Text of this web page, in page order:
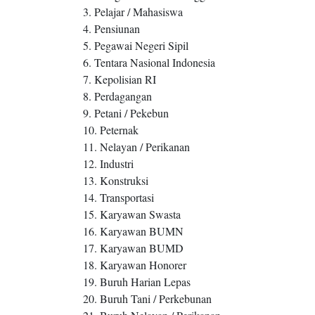
3. Pelajar / Mahasiswa
4. Pensiunan
5. Pegawai Negeri Sipil
6. Tentara Nasional Indonesia
7. Kepolisian RI
8. Perdagangan
9. Petani / Pekebun
10. Peternak
11. Nelayan / Perikanan
12. Industri
13. Konstruksi
14. Transportasi
15. Karyawan Swasta
16. Karyawan BUMN
17. Karyawan BUMD
18. Karyawan Honorer
19. Buruh Harian Lepas
20. Buruh Tani / Perkebunan